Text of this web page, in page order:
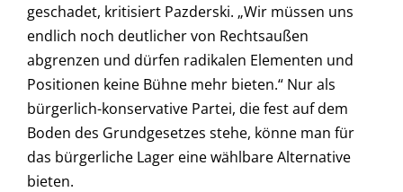
geschadet, kritisiert Pazderski. „Wir müssen uns
endlich noch deutlicher von Rechtsaußen
abgrenzen und dürfen radikalen Elementen und
Positionen keine Bühne mehr bieten.“ Nur als
bürgerlich-konservative Partei, die fest auf dem
Boden des Grundgesetzes stehe, könne man für
das bürgerliche Lager eine wählbare Alternative
bieten.